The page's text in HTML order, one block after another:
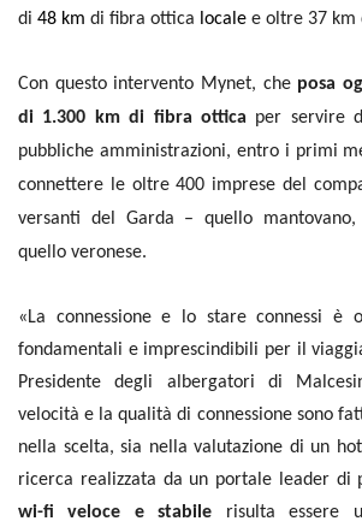
di 48 km di fibra ottica locale e oltre 37 km
Con questo intervento Mynet, che posa
di 1.300 km di fibra ottica per servire
pubbliche amministrazioni, entro i primi
connettere le oltre 400 imprese del
versanti del Garda – quello
quello veronese.
«La connessione e lo stare connessi è
fondamentali e imprescindibili per il
Presidente degli albergatori di
velocità e la qualità di connessione sono
nella scelta, sia nella valutazione di un
ricerca realizzata da un portale leader di
wi-fi veloce e stabile risulta essere